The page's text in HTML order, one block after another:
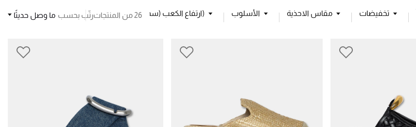
تخفيضات مقاس الاحذية الأسلوب ارتفاع الكعب (سم) مناسبات 26 من المنتجات رتّب بحسب ما وصل حديثًا